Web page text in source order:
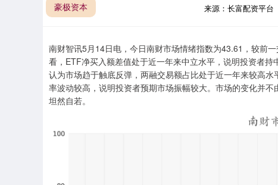
豪极资本 来源：长富配资平台
南财智讯5月14日电，今日南财市场情绪指数为43.61，较前
看，ETF净买入额差值处于近一年来中立水平，说明投资者
认为市场趋于触底反弹，两融交易额占比处于近一年来较高
率波动较高，说明投资者预期市场振幅较大。市场的变化并
坦然自若。